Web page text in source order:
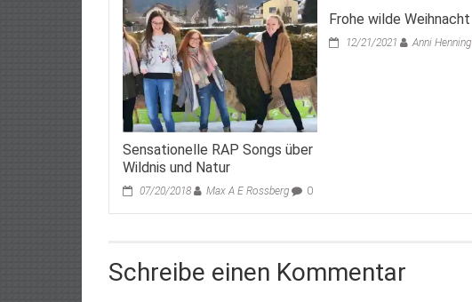
Sensationelle RAP Songs über
Wildnis und Natur
07/20/2018 Max A E Rossberg 0
Frohe wilde Weihnacht
12/21/2021 Anni Henning
Schreibe einen Kommentar